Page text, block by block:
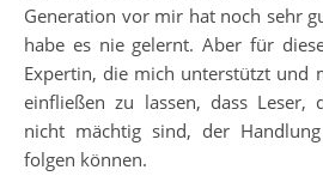
Generation vor mir hat noch sehr
habe es nie gelernt. Aber für
Expertin, die mich unterstützt und
einfließen zu lassen, dass Leser,
nicht mächtig sind, der
folgen können.